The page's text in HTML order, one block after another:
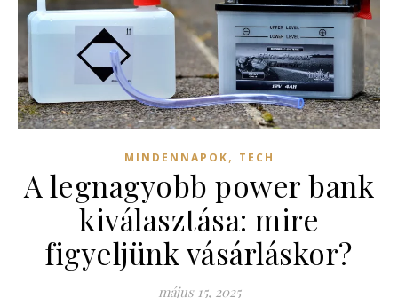
MINDENNAPOK, TECH
A legnagyobb power bank
kiválasztása: mire
figyeljünk vásárláskor?
május 15, 2025